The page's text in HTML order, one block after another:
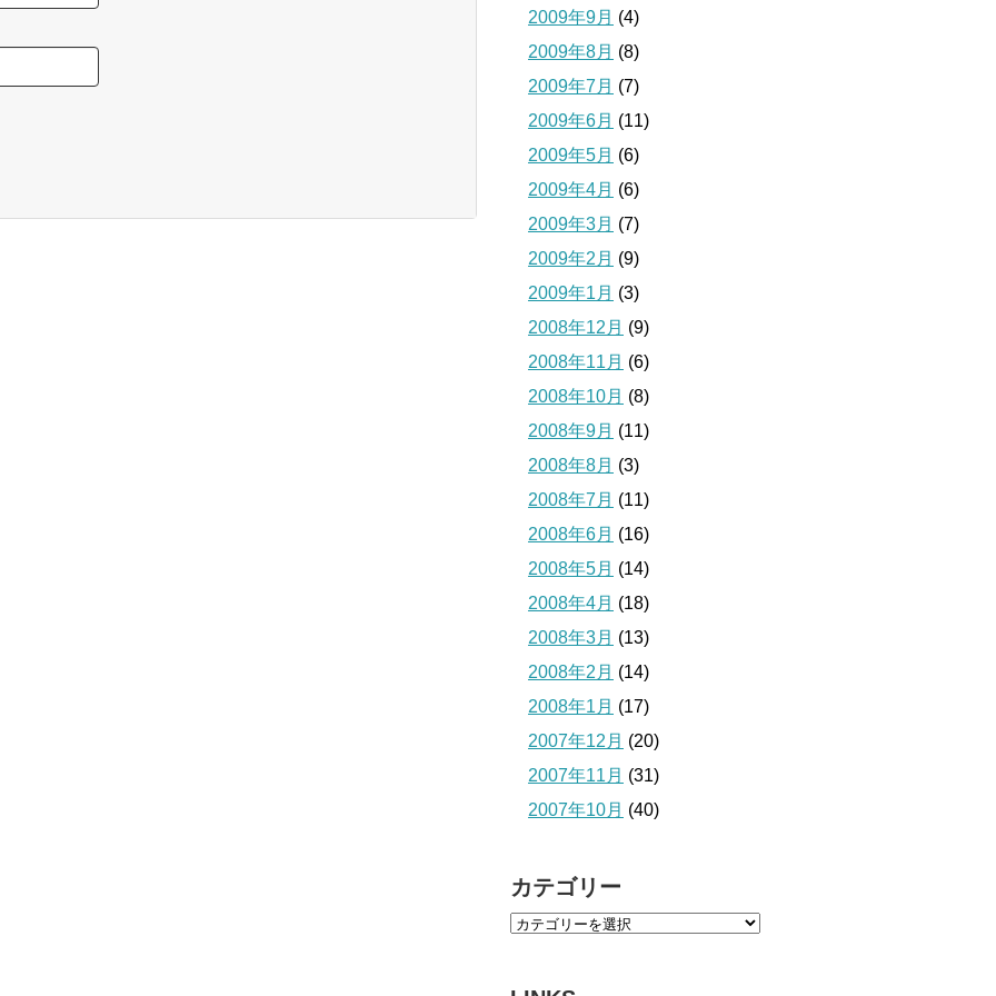
2009年9月 (4)
2009年8月 (8)
2009年7月 (7)
2009年6月 (11)
2009年5月 (6)
2009年4月 (6)
2009年3月 (7)
2009年2月 (9)
2009年1月 (3)
2008年12月 (9)
2008年11月 (6)
2008年10月 (8)
2008年9月 (11)
2008年8月 (3)
2008年7月 (11)
2008年6月 (16)
2008年5月 (14)
2008年4月 (18)
2008年3月 (13)
2008年2月 (14)
2008年1月 (17)
2007年12月 (20)
2007年11月 (31)
2007年10月 (40)
カテゴリー